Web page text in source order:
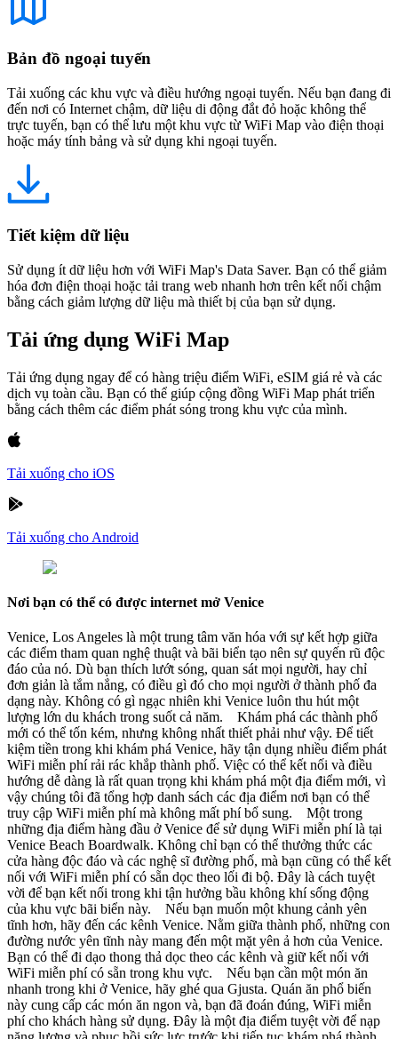
Bản đồ ngoại tuyến
Tải xuống các khu vực và điều hướng ngoại tuyến. Nếu bạn đang đi
đến nơi có Internet chậm, dữ liệu di động đắt đỏ hoặc không thể
trực tuyến, bạn có thể lưu một khu vực từ WiFi Map vào điện thoại
hoặc máy tính bảng và sử dụng khi ngoại tuyến.
Tiết kiệm dữ liệu
Sử dụng ít dữ liệu hơn với WiFi Map's Data Saver. Bạn có thể giảm
hóa đơn điện thoại hoặc tải trang web nhanh hơn trên kết nối chậm
bằng cách giảm lượng dữ liệu mà thiết bị của bạn sử dụng.
Tải ứng dụng WiFi Map
Tải ứng dụng ngay để có hàng triệu điểm WiFi, eSIM giá rẻ và các
dịch vụ toàn cầu. Bạn có thể giúp cộng đồng WiFi Map phát triển
bằng cách thêm các điểm phát sóng trong khu vực của mình.
Tải xuống cho iOS
Tải xuống cho Android
Nơi bạn có thể có được internet mở Venice
Venice, Los Angeles là một trung tâm văn hóa với sự kết hợp giữa
các điểm tham quan nghệ thuật và bãi biển tạo nên sự quyến rũ độc
đáo của nó. Dù bạn thích lướt sóng, quan sát mọi người, hay chỉ
đơn giản là tắm nắng, có điều gì đó cho mọi người ở thành phố đa
dạng này. Không có gì ngạc nhiên khi Venice luôn thu hút một
lượng lớn du khách trong suốt cả năm. Khám phá các thành phố
mới có thể tốn kém, nhưng không nhất thiết phải như vậy. Để tiết
kiệm tiền trong khi khám phá Venice, hãy tận dụng nhiều điểm phát
WiFi miễn phí rải rác khắp thành phố. Việc có thể kết nối và điều
hướng dễ dàng là rất quan trọng khi khám phá một địa điểm mới, vì
vậy chúng tôi đã tổng hợp danh sách các địa điểm nơi bạn có thể
truy cập WiFi miễn phí mà không mất phí bổ sung. Một trong
những địa điểm hàng đầu ở Venice để sử dụng WiFi miễn phí là tại
Venice Beach Boardwalk. Không chỉ bạn có thể thưởng thức các
cửa hàng độc đáo và các nghệ sĩ đường phố, mà bạn cũng có thể kết
nối với WiFi miễn phí có sẵn dọc theo lối đi bộ. Đây là cách tuyệt
vời để bạn kết nối trong khi tận hưởng bầu không khí sống động
của khu vực bãi biển này. Nếu bạn muốn một khung cảnh yên
tĩnh hơn, hãy đến các kênh Venice. Nằm giữa thành phố, những con
đường nước yên tĩnh này mang đến một mặt yên ả hơn của Venice.
Bạn có thể đi dạo thong thả dọc theo các kênh và giữ kết nối với
WiFi miễn phí có sẵn trong khu vực. Nếu bạn cần một món ăn
nhanh trong khi ở Venice, hãy ghé qua Gjusta. Quán ăn phổ biến
này cung cấp các món ăn ngon và, bạn đã đoán đúng, WiFi miễn
phí cho khách hàng sử dụng. Đây là một địa điểm tuyệt vời để nạp